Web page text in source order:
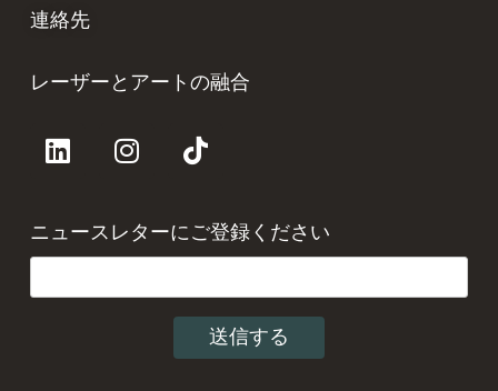
連絡先
レーザーとアートの融合
ニュースレターにご登録ください